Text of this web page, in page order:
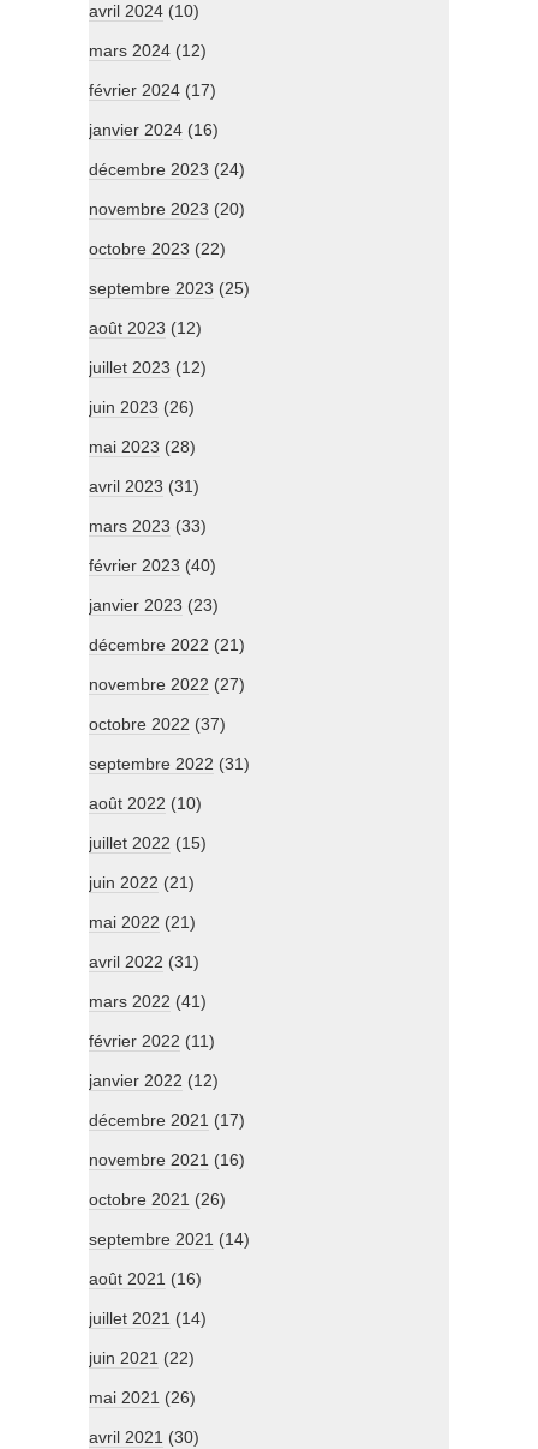
avril 2024 (10)
mars 2024 (12)
février 2024 (17)
janvier 2024 (16)
décembre 2023 (24)
novembre 2023 (20)
octobre 2023 (22)
septembre 2023 (25)
août 2023 (12)
juillet 2023 (12)
juin 2023 (26)
mai 2023 (28)
avril 2023 (31)
mars 2023 (33)
février 2023 (40)
janvier 2023 (23)
décembre 2022 (21)
novembre 2022 (27)
octobre 2022 (37)
septembre 2022 (31)
août 2022 (10)
juillet 2022 (15)
juin 2022 (21)
mai 2022 (21)
avril 2022 (31)
mars 2022 (41)
février 2022 (11)
janvier 2022 (12)
décembre 2021 (17)
novembre 2021 (16)
octobre 2021 (26)
septembre 2021 (14)
août 2021 (16)
juillet 2021 (14)
juin 2021 (22)
mai 2021 (26)
avril 2021 (30)